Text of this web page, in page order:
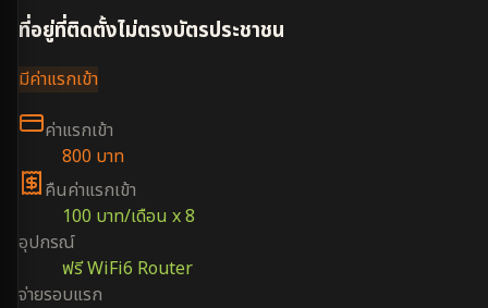
ที่อยู่ที่ติดตั้งไม่ตรงบัตรประชาชน
มีค่าแรกเข้า
ค่าแรกเข้า
800 บาท
คืนค่าแรกเข้า
100 บาท/เดือน x 8
อุปกรณ์
ฟรี WiFi6 Router
จ่ายรอบแรก